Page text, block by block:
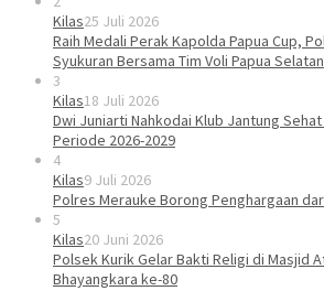
Kilas25 Juli 2026
Raih Medali Perak Kapolda Papua Cup,
Syukuran Bersama Tim Voli Papua Selatan
3
Kilas18 Juli 2026
Dwi Juniarti Nahkodai Klub Jantung
Periode 2026-2029
4
Kilas9 Juli 2026
Polres Merauke Borong Penghargaan
5
Kilas20 Juni 2026
Polsek Kurik Gelar Bakti Religi di Masjid
Bhayangkara ke-80